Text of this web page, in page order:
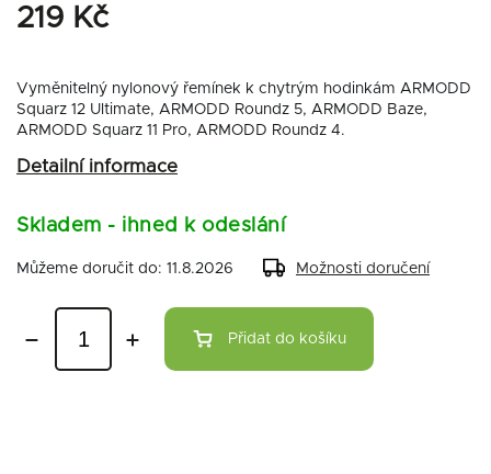
219 Kč
Vyměnitelný nylonový řemínek k chytrým hodinkám ARMODD
Squarz 12 Ultimate, ARMODD Roundz 5, ARMODD Baze,
ARMODD Squarz 11 Pro, ARMODD Roundz 4.
Detailní informace
Skladem - ihned k odeslání
Můžeme doručit do: 11.8.2026 Možnosti doručení
Přidat do košíku